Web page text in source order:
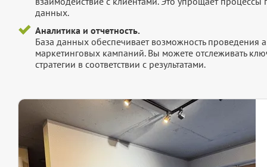
данных.
Аналитика и отчетность.
База данных обеспечивает возможность проведения
маркетинговых кампаний. Вы можете отслеживать
стратегии в соответствии с результатами.